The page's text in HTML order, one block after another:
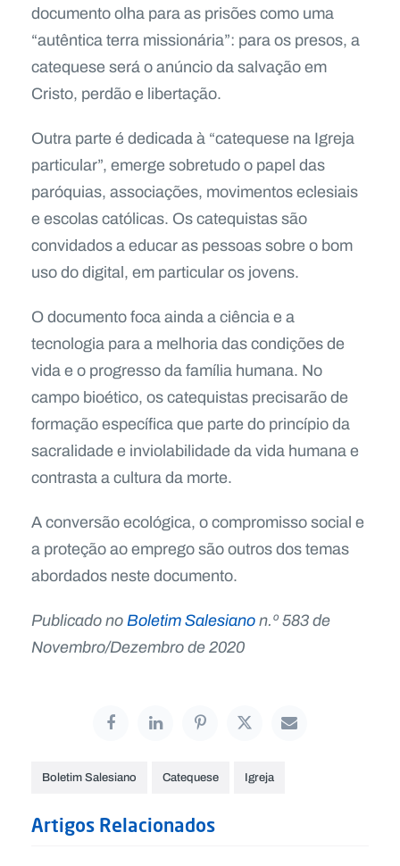
documento olha para as prisões como uma
“autêntica terra missionária”: para os presos, a
catequese será o anúncio da salvação em
Cristo, perdão e libertação.
Outra parte é dedicada à “catequese na Igreja
particular”, emerge sobretudo o papel das
paróquias, associações, movimentos eclesiais
e escolas católicas. Os catequistas são
convidados a educar as pessoas sobre o bom
uso do digital, em particular os jovens.
O documento foca ainda a ciência e a
tecnologia para a melhoria das condições de
vida e o progresso da família humana. No
campo bioético, os catequistas precisarão de
formação específica que parte do princípio da
sacralidade e inviolabilidade da vida humana e
contrasta a cultura da morte.
A conversão ecológica, o compromisso social e
a proteção ao emprego são outros dos temas
abordados neste documento.
Publicado noBoletim Salesianon.º 583 de
Novembro/Dezembro de 2020
Boletim Salesiano Catequese Igreja
Artigos Relacionados